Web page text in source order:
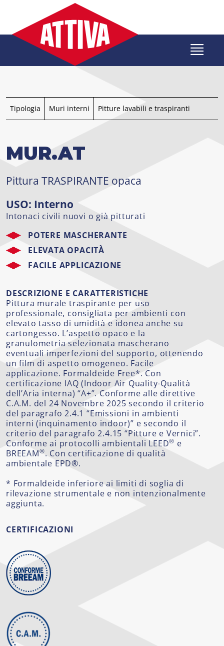
contenuto
Tipologia Muri interni Pitture lavabili e traspiranti
MUR.AT
Pittura TRASPIRANTE opaca
USO: Interno
Intonaci civili nuovi o già pitturati
POTERE MASCHERANTE
ELEVATA OPACITÀ
FACILE APPLICAZIONE
DESCRIZIONE E CARATTERISTICHE
Pittura murale traspirante per uso
professionale, consigliata per ambienti con
elevato tasso di umidità e idonea anche su
cartongesso. L’aspetto opaco e la
granulometria selezionata mascherano
eventuali imperfezioni del supporto, ottenendo
un film di aspetto omogeneo. Facile
applicazione. Formaldeide Free*. Con
certificazione IAQ (Indoor Air Quality-Qualità
dell’Aria interna) “A+”. Conforme alle direttive
C.A.M. del 24 Novembre 2025 secondo il criterio
del paragrafo 2.4.1 “Emissioni in ambienti
interni (inquinamento indoor)” e secondo il
criterio del paragrafo 2.4.15 “Pitture e Vernici”.
Conforme ai protocolli ambientali LEED® e
BREEAM®. Con certificazione di qualità
ambientale EPD®.
* Formaldeide inferiore ai limiti di soglia di
rilevazione strumentale e non intenzionalmente
aggiunta.
CERTIFICAZIONI